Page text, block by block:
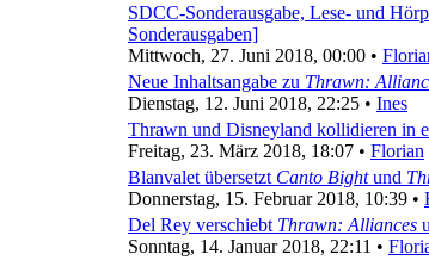
SDCC-Sonderausgabe, Lese- und
Sonderausgaben]
Mittwoch, 27. Juni 2018, 00:00 •
Neue Inhaltsangabe zu Thrawn:
Dienstag, 12. Juni 2018, 22:25 • Ines
Thrawn und Disneyland kollidieren in
Freitag, 23. März 2018, 18:07 • Florian
Blanvalet übersetzt Canto Bightund
Donnerstag, 15. Februar 2018, 10:39 •
Del Rey verschiebt Thrawn: Alliances
Sonntag, 14. Januar 2018, 22:11 •